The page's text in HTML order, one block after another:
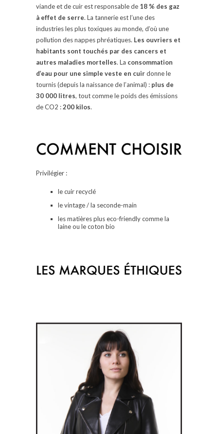
viande et de cuir est responsable de 18 % des gaz
à effet de serre. La tannerie est l’une des
industries les plus toxiques au monde, d’où une
pollution des nappes phréatiques. Les ouvriers et
habitants sont touchés par des cancers et
autres maladies mortelles. La consommation
d’eau pour une simple veste en cuirdonne le
tournis (depuis la naissance de l’animal) : plus de
30 000 litres, tout comme le poids des émissions
de CO2 :200 kilos.
Privilégier :
le cuir recyclé
le vintage / la seconde-main
les matières plus eco-friendly comme la
laine ou le coton bio